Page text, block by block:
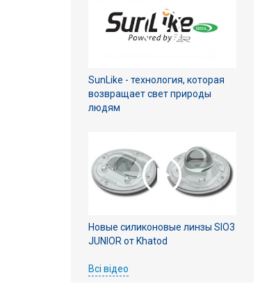
SunLike - технология, которая
возвращает свет природы
людям
Новые силиконовые линзы SIO3
JUNIOR от Khatod
Всі відео